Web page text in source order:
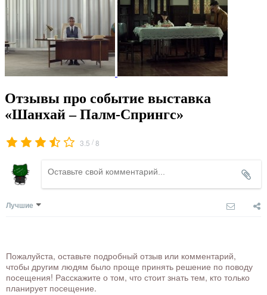
Отзывы про событие выставка
«Шанхай – Палм-Спрингс»
3.5 /8
Лучшие
Пожалуйста, оставьте подробный отзыв или комментарий,
чтобы другим людям было проще принять решение по поводу
посещения! Расскажите о том, что стоит знать тем, кто только
планирует посещение.